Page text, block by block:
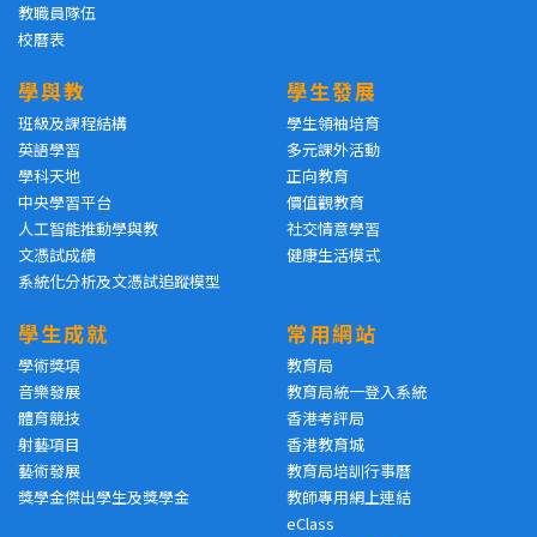
教職員隊伍
校曆表
學與教
班級及課程結構
英語學習
學科天地
中央學習平台
人工智能推動學與教
文憑試成績
系統化分析及文憑試追蹤模型
學生發展
學生領袖培育
多元課外活動
正向教育
價值觀教育
社交情意學習
健康生活模式
學生成就
學術獎項
音樂發展
體育競技
射藝項目
藝術發展
獎學金傑出學生及獎學金
常用網站
教育局
教育局統一登入系統
香港考評局
香港教育城
教育局培訓行事曆
教師專用網上連結
eClass